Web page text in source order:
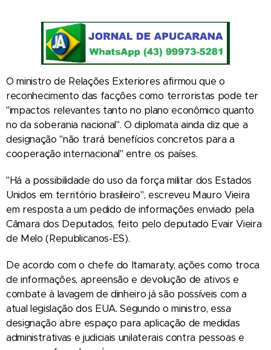
O ministro de Relações Exteriores afirmou que o
reconhecimento das facções como terroristas pode ter
"impactos relevantes tanto no plano econômico quanto
no da soberania nacional". O diplomata ainda diz que a
designação "não trará benefícios concretos para a
cooperação internacional" entre os países.
"Há a possibilidade do uso da força militar dos Estados
Unidos em território brasileiro", escreveu Mauro Vieira
em resposta a um pedido de informações enviado pela
Câmara dos Deputados, feito pelo deputado Evair Vieira
de Melo (Republicanos-ES).
De acordo com o chefe do Itamaraty, ações como troca
de informações, apreensão e devolução de ativos e
combate à lavagem de dinheiro já são possíveis com a
atual legislação dos EUA. Segundo o ministro, essa
designação abre espaço para aplicação de medidas
administrativas e judiciais unilaterais contra pessoas e